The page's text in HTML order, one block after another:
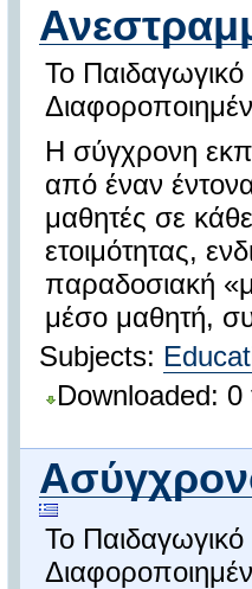
Το
Η σύγχρονη
από έναν
μαθητές σε
ετοιμότητας,
παραδοσιακή
μέσο μαθητή,
Subjects:
Downloaded: 0
Το